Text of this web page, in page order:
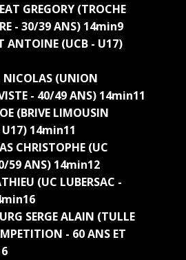
GREGORY (TROCHE
- 30/39 ANS) 14min9
ANTOINE (UCB - U17)
NICOLAS (UNION
- 40/49 ANS) 14min11
(BRIVE LIMOUSIN
14min11
CHRISTOPHE (UC
59 ANS) 14min12
(UC LUBERSAC -
SERGE ALAIN (TULLE
- 60 ANS ET